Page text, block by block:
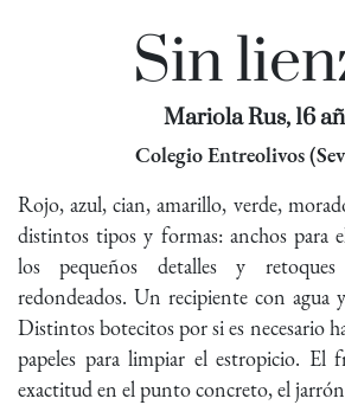
Sin
Mariola Rus, 16
Colegio Entreolivos
Rojo, azul, cian, amarillo, verde,
distintos tipos y formas: anchos para
los pequeños detalles y
redondeados. Un recipiente con agua
Distintos botecitos por si es necesario
papeles para limpiar el estropicio. El
exactitud en el punto concreto, el